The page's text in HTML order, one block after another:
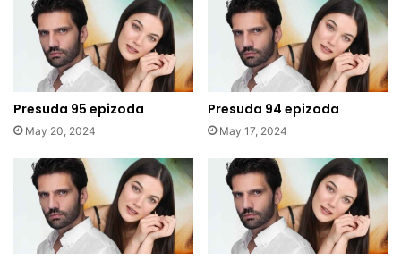
Presuda 95 epizoda
May 20, 2024
Presuda 94 epizoda
May 17, 2024